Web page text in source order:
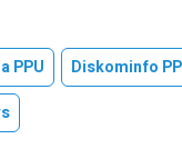
PPU Diskominfo